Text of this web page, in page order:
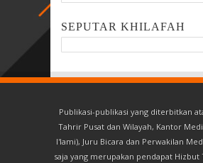
SEPUTAR KHILAFAH
Publikasi-publikasi yang diterbitkan
Tahrir Pusat dan Wilayah, Kantor
I'lami), Juru Bicara dan Perwakilan
saja yang merupakan pendapat Hizbut